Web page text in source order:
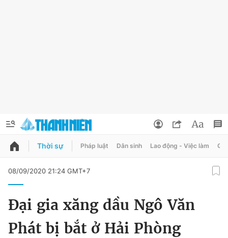
QUẢNG CÁO
Chuyên mục
Đổi mật khẩu
Tin đã lưu
Thời sự Pháp luật Dân sinh Lao động - Việc làm
08/09/2020 21:24 GMT+7
Đại gia xăng dầu Ngô Văn
Phát bị bắt ở Hải Phòng